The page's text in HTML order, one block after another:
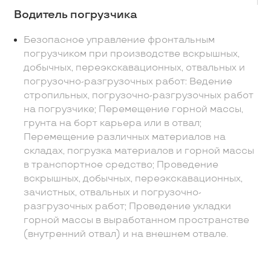
Водитель погрузчика
Безопасное управление фронтальным
погрузчиком при производстве вскрышных,
добычных, переэкскавационных, отвальных и
погрузочно-разгрузочных работ: Ведение
стропильных, погрузочно-разгрузочных работ
на погрузчике; Перемещение горной массы,
грунта на борт карьера или в отвал;
Перемещение различных материалов на
складах, погрузка материалов и горной массы
в транспортное средство; Проведение
вскрышных, добычных, переэкскавационных,
зачистных, отвальных и погрузочно-
разгрузочных работ; Проведение укладки
горной массы в выработанном пространстве
(внутренний отвал) и на внешнем отвале.